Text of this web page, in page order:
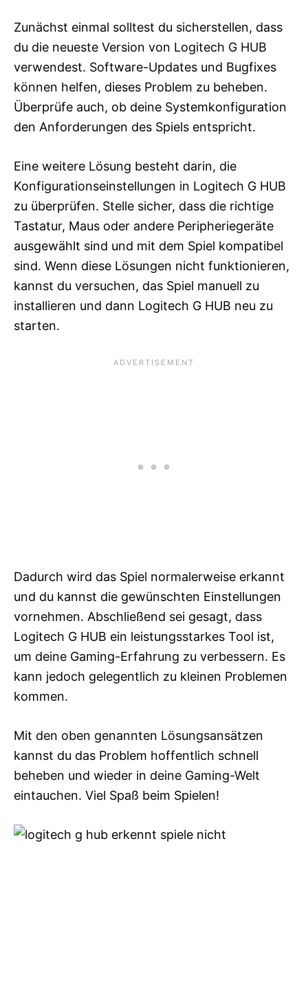
Zunächst einmal solltest du sicherstellen, dass
du die neueste Version von Logitech G HUB
verwendest. Software-Updates und Bugfixes
können helfen, dieses Problem zu beheben.
Überprüfe auch, ob deine Systemkonfiguration
den Anforderungen des Spiels entspricht.
Eine weitere Lösung besteht darin, die
Konfigurationseinstellungen in Logitech G HUB
zu überprüfen. Stelle sicher, dass die richtige
Tastatur, Maus oder andere Peripheriegeräte
ausgewählt sind und mit dem Spiel kompatibel
sind. Wenn diese Lösungen nicht funktionieren,
kannst du versuchen, das Spiel manuell zu
installieren und dann Logitech G HUB neu zu
starten.
Dadurch wird das Spiel normalerweise erkannt
und du kannst die gewünschten Einstellungen
vornehmen. Abschließend sei gesagt, dass
Logitech G HUB ein leistungsstarkes Tool ist,
um deine Gaming-Erfahrung zu verbessern. Es
kann jedoch gelegentlich zu kleinen Problemen
kommen.
Mit den oben genannten Lösungsansätzen
kannst du das Problem hoffentlich schnell
beheben und wieder in deine Gaming-Welt
eintauchen. Viel Spaß beim Spielen!